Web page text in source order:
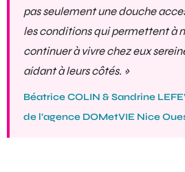
pas seulement une douche
les conditions qui permettent à
continuer à vivre chez eux
aidant à leurs côtés. »
Béatrice COLIN & Sandrine
de l’agence DOMetVIE Nice